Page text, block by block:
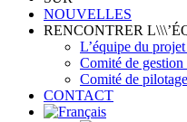
NOUVELLES
RENCONTRER
L’équipe du
Comité de
Comité de
CONTACT